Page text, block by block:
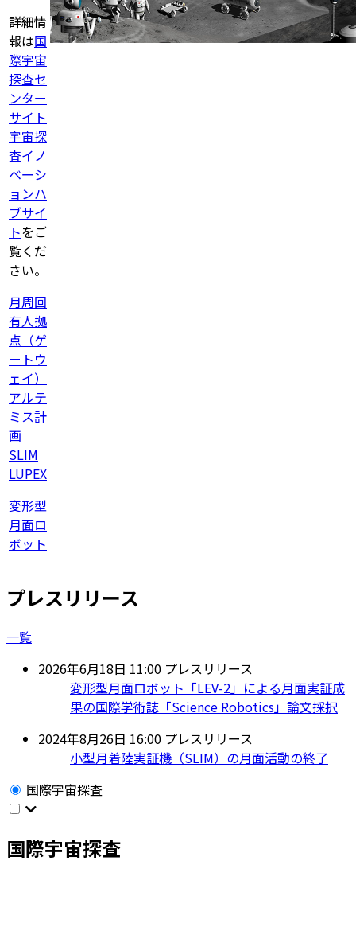
詳細情
報は国
際宇宙
探査セ
ンター
サイト
宇宙探
査イノ
ベーシ
ョンハ
ブサイ
トをご
覧くだ
さい。
月周回
有人拠
点（ゲ
ートウ
ェイ）
アルテ
ミス計
画
SLIM
LUPEX
変形型
月面ロ
ボット
プレスリリース
一覧
2026年6月18日 11:00 プレスリリース
変形型月面ロボット「LEV-2」による月面実証成
果の国際学術誌「Science Robotics」論文採択
2024年8月26日 16:00 プレスリリース
小型月着陸実証機（SLIM）の月面活動の終了
国際宇宙探査
国際宇宙探査